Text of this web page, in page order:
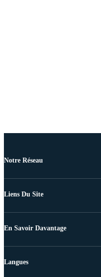
Notre Réseau
Liens Du Site
En Savoir Davantage
Langues